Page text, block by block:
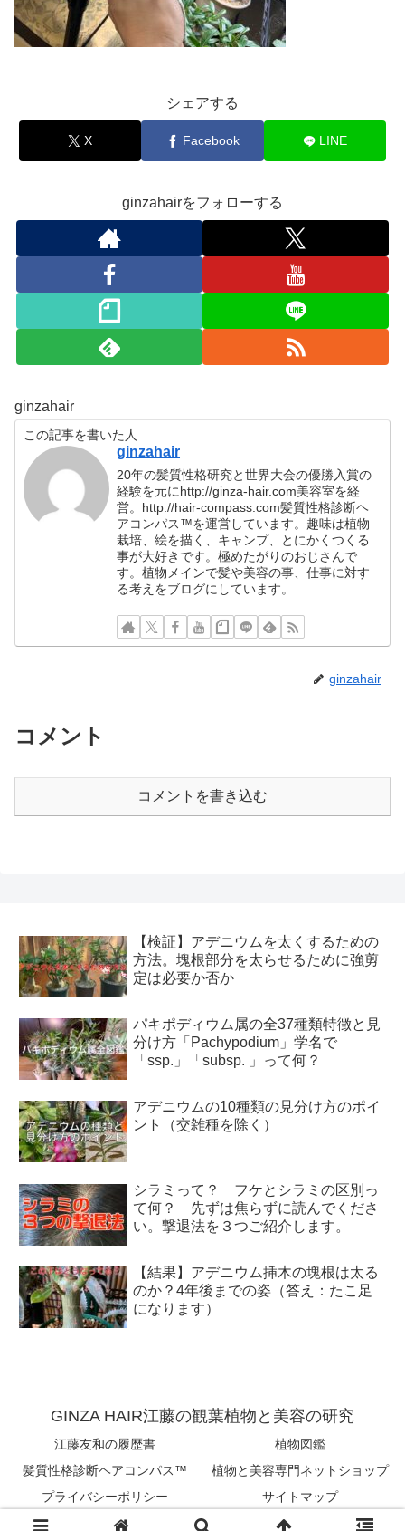
シェアする
X Facebook LINE
ginzahairをフォローする
ginzahair
この記事を書いた人
ginzahair
20年の髪質性格研究と世界大会の優勝入賞の
経験を元にhttp://ginza-hair.com美容室を経
営。http://hair-compass.com髪質性格診断ヘ
アコンパス™︎を運営しています。趣味は植物
栽培、絵を描く、キャンプ、とにかくつくる
事が大好きです。極めたがりのおじさんで
す。植物メインで髪や美容の事、仕事に対す
る考えをブログにしています。
ginzahair
コメント
コメントを書き込む
【検証】アデニウムを太くするための
方法。塊根部分を太らせるために強剪
定は必要か否か
パキポディウム属の全37種類特徴と見
分け方「Pachypodium」学名で
「ssp.」「subsp. 」って何？
アデニウムの10種類の見分け方のポイ
ント（交雑種を除く）
シラミって？ フケとシラミの区別っ
て何？ 先ずは焦らずに読んでくださ
い。撃退法を３つご紹介します。
【結果】アデニウム挿木の塊根は太る
のか？4年後までの姿（答え：たこ足
になります）
GINZA HAIR江藤の観葉植物と美容の研究
江藤友和の履歴書
植物図鑑
髪質性格診断ヘアコンパス™︎
植物と美容専門ネットショップ
プライバシーポリシー
サイトマップ